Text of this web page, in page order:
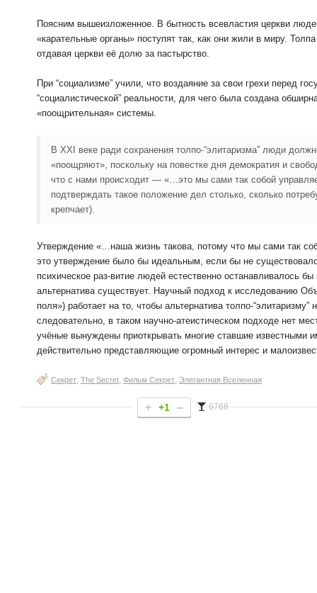
Поясним вышеизложенное. В бытность всевластия церкви
«карательные органы» поступят так, как они жили в миру.
отдавая церкви её долю за пастырство.
При “социализме” учили, что воздаяние за свои грехи перед
“социалистической” реальности, для чего была создана
«поощрительная» системы.
В XXI веке ради сохранения толпо-“элитаризма” люди
«поощряют», поскольку на повестке дня демократия и
что с нами происходит — «…это мы сами так собой
подтверждать такое положение дел столько, сколько
крепчает).
Утверждение «…наша жизнь такова, потому что мы сами так
это утверждение было бы идеальным, если бы не существовало
психическое раз-витие людей естественно останавливалось
альтернатива существует. Научный подход к исследованию
поля») работает на то, чтобы альтернатива толпо-
следовательно, в таком научно-атеистическом подходе нет
учёные вынуждены приоткрывать многие ставшие известными
действительно представляющие огромный интерес и
Секрет, The Secret, Фильм Секрет, Элегантная Вселенная
+1 6768